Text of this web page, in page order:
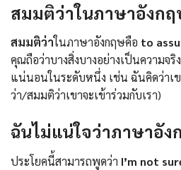
สมมติว่าในภาษาอังกฤ
สมมติว่าในภาษาอังกฤษคือ to
คุณถือว่าบางสิ่งบางอย่างเป็นความจ
แน่นอนในระดับหนึ่ง เช่น ฉันคิดว่าเข
ว่า/สมมติว่าเขาจะเข้าร่วมกับเรา)
ฉันไม่แน่ใจว่าภาษาอัง
ประโยคนี้สามารถพูดว่า I’m not